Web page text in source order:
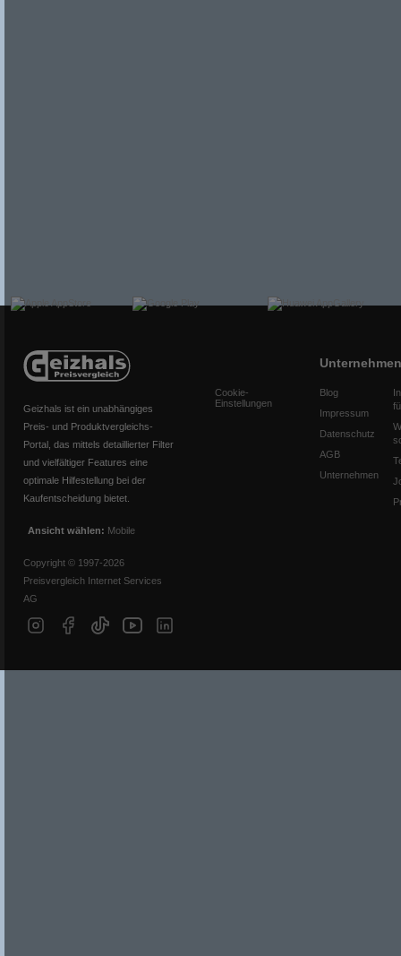
Geizhals ist ein unabhängiges
Preis- und Produktvergleichs-
Portal, das mittels detaillierter Filter
und vielfältiger Features eine
optimale Hilfestellung bei der
Kaufentscheidung bietet.
Ansicht wählen: Mobile
Copyright © 1997-2026
Preisvergleich Internet Services
AG
Cookie-
Einstellungen
Unternehmen
Blog
Impressum
Datenschutz
AGB
Unternehmen